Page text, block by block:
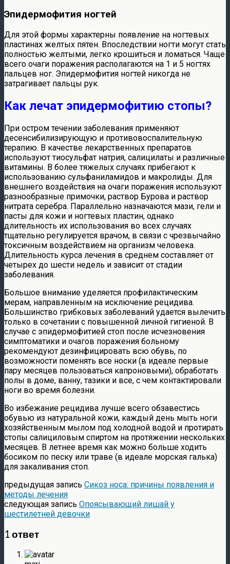
Эпидермофития ногтей
Для этой формы характерны появление на ногтевых
пластинах желтых пятен. Впоследствии ногти могут стать
полностью желтыми, легко крошиться и ломаться. Чаще
всего очаги поражения располагаются на 1 и 5 ногтях
пальцев ног. Эпидермофития ногтей никогда не
затрагивает пальцы рук.
Как лечат эпидермофитию стопы?
При остром течении заболевания применяют
десенсибилизирующую и противовоспалительную
терапию. В качестве лекарственных препаратов
используют тиосульфат натрия, салицилаты и различные
витамины. В более тяжелых случаях прибегают к
использованию сульфаниламидов и макролиды. Для
внешнего воздействия на очаги поражения используют
разнообразные примочки, раствор Бурова и раствор
нитрата серебра. Параллельно назначаются мази, гели и
пасты для кожи и ногтевых пластин, однако
длительность их использования во всех случаях
тщательно регулируется врачом, в связи с чрезвычайно
токсичным воздействием на организм человека.
Длительность курса лечения в среднем составляет от
четырех до шести недель и зависит от стадии
заболевания.
Большое внимание уделяется профилактическим
мерам, направленным на исключение рецидива.
Большинство грибковых заболеваний удается вылечить
только в сочетании с повышенной личной гигиеной. В
случае с эпидермофитией стоп после исчезновения
симптоматики и очагов поражения больному
рекомендуют дезинфицировать всю обувь, по
возможности поменять все носки (в идеале первые
пару месяцев пользоваться капроновыми), обработать
полы в доме, ванну, тазики и все, с чем контактировали
ноги во время болезни.
Во избежание рецидива лучше всего обзавестись
обувью из натуральной кожи, каждый день мыть ноги
хозяйственным мылом под холодной водой и протирать
стопы салициловым спиртом на протяжении нескольких
месяцев. В летнее время как можно больше ходить
босиком по песку или траве (в идеале морская галька)
для закаливания стоп.
предыдущая запись Сикоз носа: причины появления и
методы лечения
следующая запись Опоясывающий лишай у
шестилетней девочки
1 ответ